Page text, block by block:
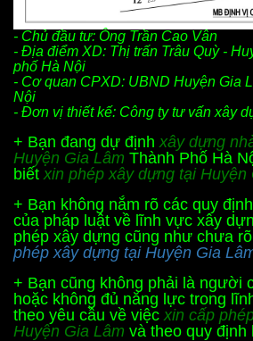
- Chủ đầu tư: Ông Trần Cao Vân
- Địa điểm XD: Thị trấn Trâu Quỳ-
phố Hà Nội
- Cơ quan CPXD: UBND Huyện Gia
Nội
- Đơn vị thiết kế: Công ty tư vấn xây
+ Bạn đang dự định xây dựng
Huyện Gia Lâm Thành Phố Hà
biết xin phép xây dựng tại Huyện
+ Bạn không nắm rõ các quy
của pháp luật về lĩnh vực xây
phép xây dựng cũng như chưa rõ
phép xây dựng tại Huyện Gia
+ Bạn cũng không phải là người
hoặc không đủ năng lực trong
theo yêu cầu về việc xin cấp
Huyện Gia Lâm và theo quy định